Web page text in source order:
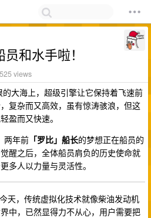
和水手啦！
views
大海上，超级引擎让它保持着飞速前
复杂而又高效，虽有惊涛骇浪，但这
盈而又快速。
两年前 「罗比」船长的梦想正在船员的
醒之后，全体船员肩负的历史使命就
多人以力量与灵活性。
天，传统虚拟化技术就像柴油发动机
中，已然显得力不从心，用户需要把